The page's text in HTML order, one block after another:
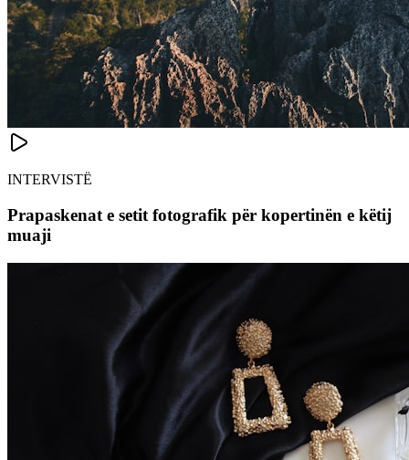
INTERVISTË
Prapaskenat e setit fotografik për kopertinën e këtij
muaji